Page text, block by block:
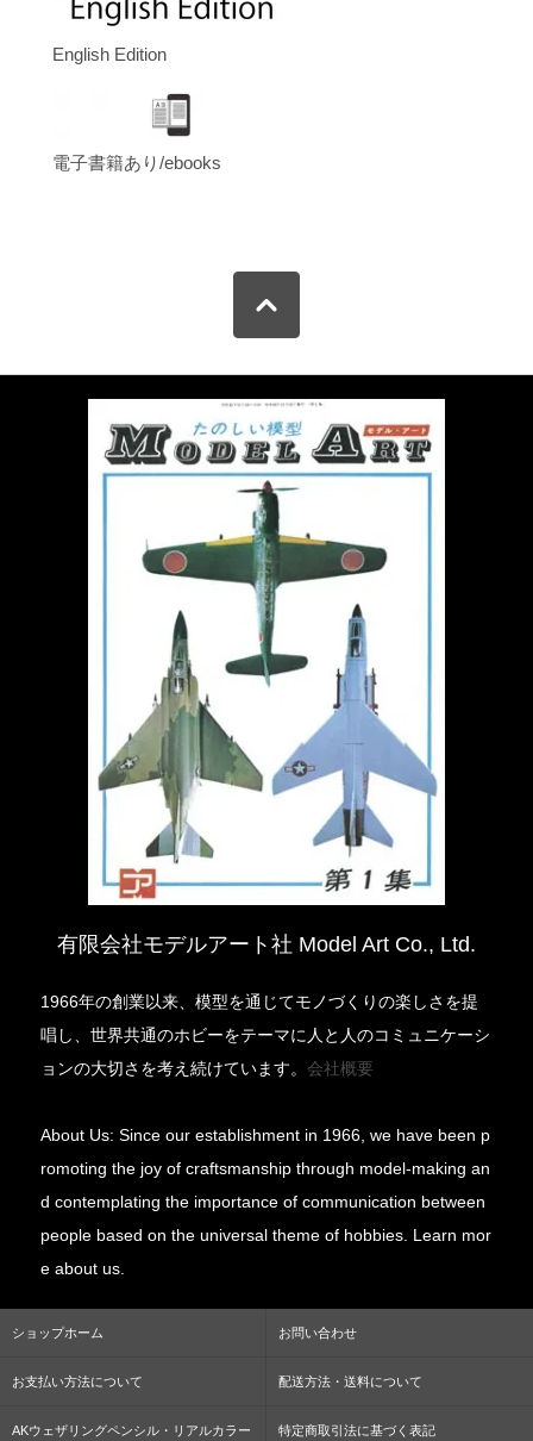
English Edition
電子書籍あり/ebooks
有限会社モデルアート社 Model Art Co., Ltd.
1966年の創業以来、模型を通じてモノづくりの楽しさを提
唱し、世界共通のホビーをテーマに人と人のコミュニケーシ
ョンの大切さを考え続けています。会社概要
About Us: Since our establishment in 1966, we have been p
romoting the joy of craftsmanship through model-making an
d contemplating the importance of communication between
people based on the universal theme of hobbies. Learn mor
e about us.
ショップホーム お問い合わせ
お支払い方法について 配送方法・送料について
AKウェザリングペンシル・リアルカラー 特定商取引法に基づく表記